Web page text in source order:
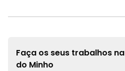
Faça os seus trabalhos na
do Minho